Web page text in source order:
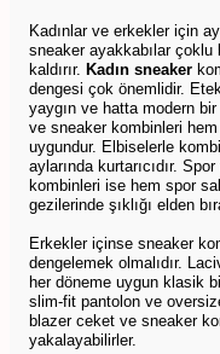
Kadınlar ve erkekler için
sneaker ayakkabılar çoklu
kaldırır. Kadın sneaker
dengesi çok önemlidir.
yaygın ve hatta modern
ve sneaker kombinleri
uygundur. Elbiselerle
aylarında kurtarıcıdır.
kombinleri ise hem spor
gezilerinde şıklığı elden
Erkekler içinse sneaker
dengelemek olmalıdır.
her döneme uygun klasik
slim-fit pantolon ve
blazer ceket ve sneaker
yakalayabilirler.